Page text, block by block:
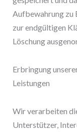
Aufbewahrung zu
zur endgültigen
Löschung
Erbringung
Leistungen
Wir verarbeiten
Unterstützer,